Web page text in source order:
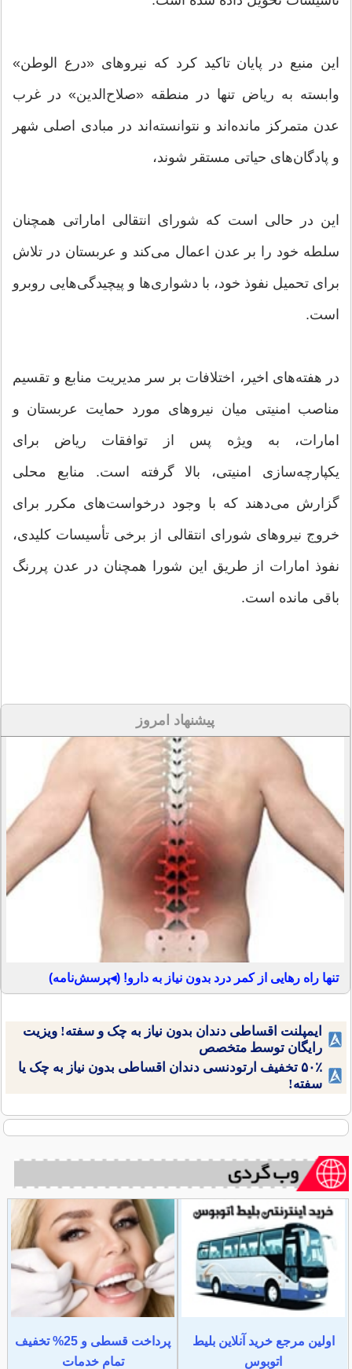
این منبع در پایان تاکید کرد که نیروهای «درع الوطن»
وابسته به ریاض تنها در منطقه «صلاح‌الدین» در غرب
عدن متمرکز مانده‌اند و نتوانسته‌اند در مبادی اصلی شهر
و پادگان‌های حیاتی مستقر شوند،
این در حالی است که شورای انتقالی اماراتی همچنان
سلطه خود را بر عدن اعمال می‌کند و عربستان در تلاش
برای تحمیل نفوذ خود، با دشواری‌ها و پیچیدگی‌هایی روبرو
است.
در هفته‌های اخیر، اختلافات بر سر مدیریت منابع و تقسیم
مناصب امنیتی میان نیروهای مورد حمایت عربستان و
امارات، به ویژه پس از توافقات ریاض برای
یکپارچه‌سازی امنیتی، بالا گرفته است. منابع محلی
گزارش می‌دهند که با وجود درخواست‌های مکرر برای
خروج نیروهای شورای انتقالی از برخی تأسیسات کلیدی،
نفوذ امارات از طریق این شورا همچنان در عدن پررنگ
باقی مانده است.
پیشنهاد امروز
تنها راه رهایی از کمر درد بدون نیاز به دارو! (◂پرسش‌نامه)
ایمپلنت اقساطی دندان بدون نیاز به چک و سفته! ویزیت
رایگان توسط متخصص
۵۰٪ تخفیف ارتودنسی دندان اقساطی بدون نیاز به چک یا
سفته!
اولین مرجع خرید آنلاین بلیط
اتوبوس
پرداخت قسطی و 25% تخفیف
تمام خدمات